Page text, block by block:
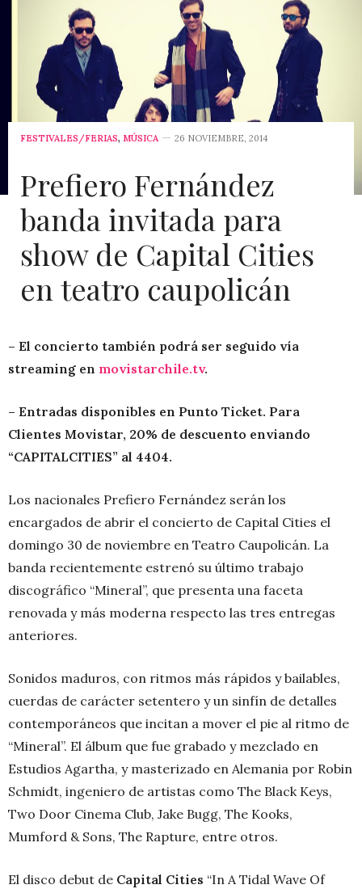
FESTIVALES/FERIAS, MÚSICA 26 NOVIEMBRE, 2014
Prefiero Fernández
banda invitada para
show de Capital Cities
en teatro caupolicán
– El concierto también podrá ser seguido vía
streaming en movistarchile.tv.
– Entradas disponibles en Punto Ticket. Para
Clientes Movistar, 20% de descuento enviando
“CAPITALCITIES” al 4404.
Los nacionales Prefiero Fernández serán los
encargados de abrir el concierto de Capital Cities el
domingo 30 de noviembre en Teatro Caupolicán. La
banda recientemente estrenó su último trabajo
discográfico “Mineral”, que presenta una faceta
renovada y más moderna respecto las tres entregas
anteriores.
Sonidos maduros, con ritmos más rápidos y bailables,
cuerdas de carácter setentero y un sinfín de detalles
contemporáneos que incitan a mover el pie al ritmo de
“Mineral”. El álbum que fue grabado y mezclado en
Estudios Agartha, y masterizado en Alemania por Robin
Schmidt, ingeniero de artistas como The Black Keys,
Two Door Cinema Club, Jake Bugg, The Kooks,
Mumford & Sons, The Rapture, entre otros.
El disco debut de Capital Cities “In A Tidal Wave Of